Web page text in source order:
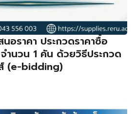
นอราคา ประกวดราคาซื้อ
ำนวน 1 คัน ด้วยวิธีประกวด
(e-bidding)